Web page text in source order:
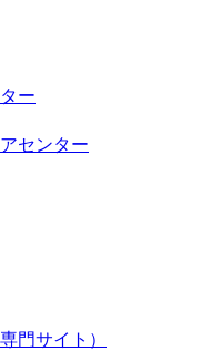
ー
センター
門サイト）